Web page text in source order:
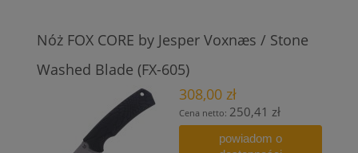
Nóż FOX CORE by Jesper Voxnæs / Stone
Washed Blade (FX-605)
308,00 zł
Cena netto: 250,41 zł
powiadom o